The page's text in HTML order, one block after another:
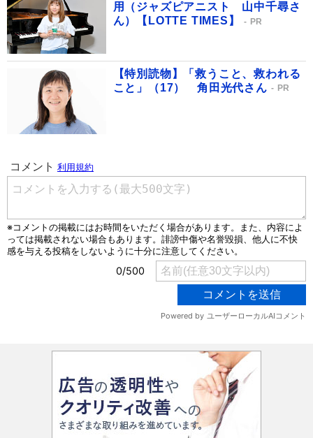
用（ジャズピアニスト 山中千尋さ
ん）【LOTTE TIMES】
PR
【特別読物】「救うこと、救われる
こと」（17） 角田光代さん
PR